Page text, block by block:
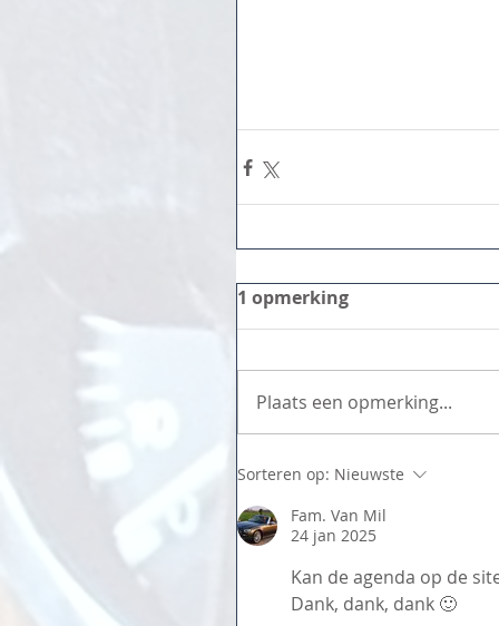
1 opmerking
Plaats een opmerking...
Sorteren op: Nieuwste
Fam. Van Mil
24 jan 2025
Kan de agenda op de
Dank, dank, dank 🙂